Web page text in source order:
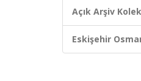
Açık Arşiv
Eskişehir